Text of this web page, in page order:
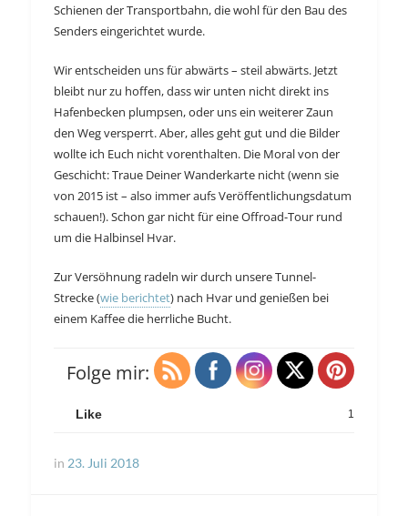
Schienen der Transportbahn, die wohl für den Bau des
Senders eingerichtet wurde.
Wir entscheiden uns für abwärts – steil abwärts. Jetzt
bleibt nur zu hoffen, dass wir unten nicht direkt ins
Hafenbecken plumpsen, oder uns ein weiterer Zaun
den Weg versperrt. Aber, alles geht gut und die Bilder
wollte ich Euch nicht vorenthalten. Die Moral von der
Geschicht: Traue Deiner Wanderkarte nicht (wenn sie
von 2015 ist – also immer aufs Veröffentlichungsdatum
schauen!). Schon gar nicht für eine Offroad-Tour rund
um die Halbinsel Hvar.
Zur Versöhnung radeln wir durch unsere Tunnel-
Strecke (wie berichtet) nach Hvar und genießen bei
einem Kaffee die herrliche Bucht.
Folge mir:
Like 1
in 23. Juli 2018